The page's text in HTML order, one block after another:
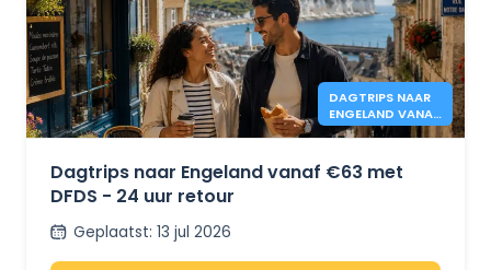
DAGTRIPS NAAR
ENGELAND VANAF
€63 - DFDS
Dagtrips naar Engeland vanaf €63 met
DFDS - 24 uur retour
Geplaatst: 13 jul 2026